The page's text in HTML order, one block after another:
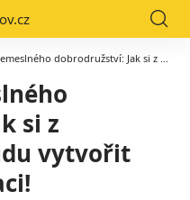
Jak si z nepotřebného sudu vytvořit originální dekoraci!
si z
vytvořit